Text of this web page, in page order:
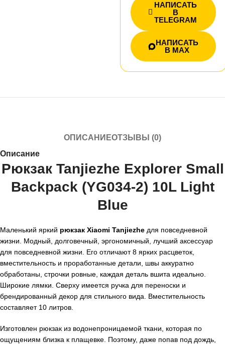
НАПИСАТЬ
В
TELEGRAM
НАПИСАТЬ
В MAX
ОПИСАНИЕОТЗЫВЫ (0)
Описание
Рюкзак Tanjiezhe Explorer Small
Backpack (YG034-2) 10L Light
Blue
Маленький яркий рюкзак Xiaomi Tanjiezhe для повседневной
жизни. Модный, долговечный, эргономичный, лучший аксессуар
для повседневной жизни. Его отличают 8 ярких расцветок,
вместительность и проработанные детали, швы аккуратно
обработаны, строчки ровные, каждая деталь вшита идеально.
Широкие лямки. Сверху имеется ручка для переноски и
брендированный декор для стильного вида. Вместительность
составляет 10 литров.
Изготовлен рюкзак из водонепроницаемой ткани, которая по
ощущениям близка к плащевке. Поэтому, даже попав под дождь,